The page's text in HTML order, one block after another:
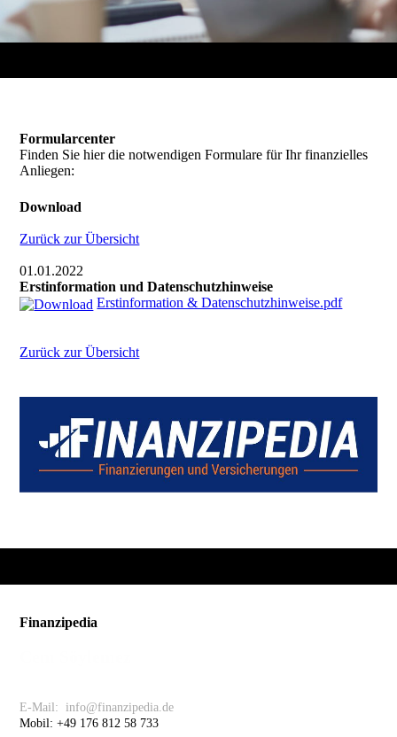
Formularcenter
Finden Sie hier die notwendigen Formulare für Ihr finanzielles
Anliegen:
Download
Zurück zur Übersicht
01.01.2022
Erstinformation und Datenschutzhinweise
Erstinformation & Datenschutzhinweise.pdf
Zurück zur Übersicht
Finanzipedia
E-Mail: info@finanzipedia.de
Mobil: +49 176 812 58 733